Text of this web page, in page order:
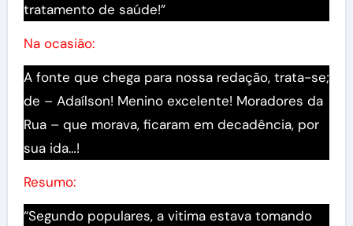
tratamento de saúde!”
Na ocasião:
A fonte que chega para nossa redação, trata-se;
de – Adaílson! Menino excelente! Moradores da
Rua – que morava, ficaram em decadência, por
sua ida…!
Resumo:
“Segundo populares, a vitima estava tomando